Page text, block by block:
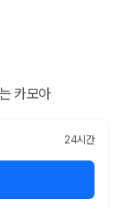
카모아
24시간